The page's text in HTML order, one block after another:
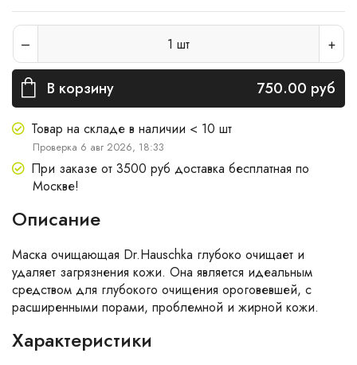
1 шт
В корзину 750.00 руб
Товар на складе в наличии < 10 шт
Проверка 6 авг 2026, 18:33
При заказе от 3500 руб доставка бесплатная по
Москве!
Описание
Маска очищающая Dr.Hauschka глубоко очищает и
удаляет загрязнения кожи. Она является идеальным
средством для глубокого очищения ороговевшей, с
расширенными порами, проблемной и жирной кожи.
Характеристики